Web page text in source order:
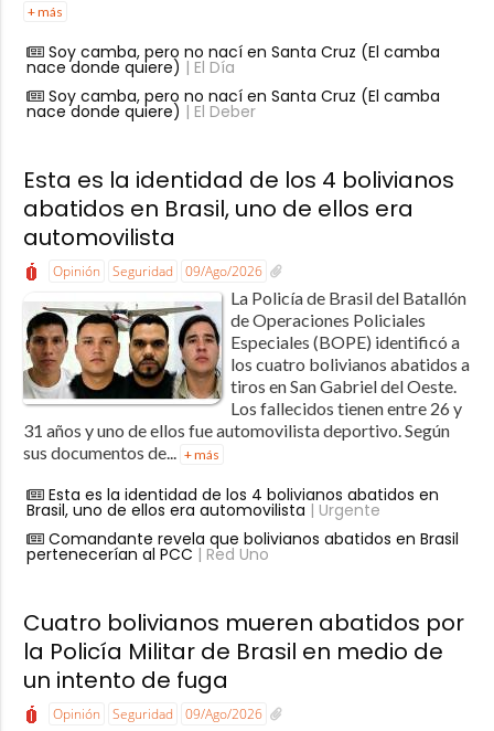
+ más
Soy camba, pero no nací en Santa Cruz (El camba
nace donde quiere) | El Día
Soy camba, pero no nací en Santa Cruz (El camba
nace donde quiere) | El Deber
Esta es la identidad de los 4 bolivianos
abatidos en Brasil, uno de ellos era
automovilista
Opinión Seguridad 09/Ago/2026
La Policía de Brasil del Batallón
de Operaciones Policiales
Especiales (BOPE) identificó a
los cuatro bolivianos abatidos a
tiros en San Gabriel del Oeste.
Los fallecidos tienen entre 26 y
31 años y uno de ellos fue automovilista deportivo. Según
sus documentos de... + más
Esta es la identidad de los 4 bolivianos abatidos en
Brasil, uno de ellos era automovilista | Urgente
Comandante revela que bolivianos abatidos en Brasil
pertenecerían al PCC | Red Uno
Cuatro bolivianos mueren abatidos por
la Policía Militar de Brasil en medio de
un intento de fuga
Opinión Seguridad 09/Ago/2026